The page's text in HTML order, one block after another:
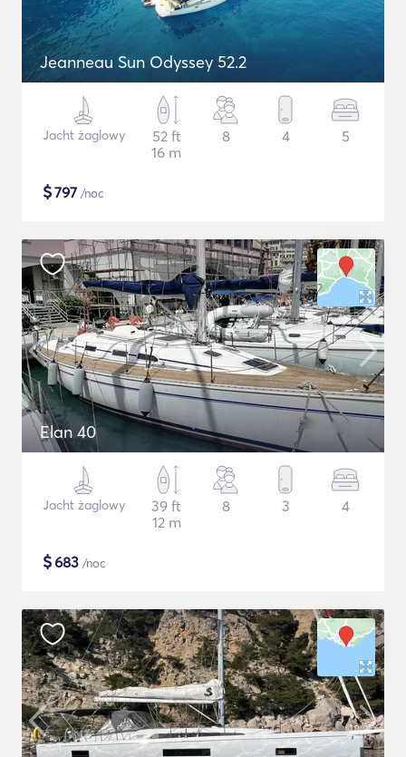
Jeanneau Sun Odyssey 52.2
Jacht żaglowy
52 ft
16 m
8 4 5
$797 /noc
Elan 40
Jacht żaglowy
39 ft
12 m
8 3 4
$683 /noc